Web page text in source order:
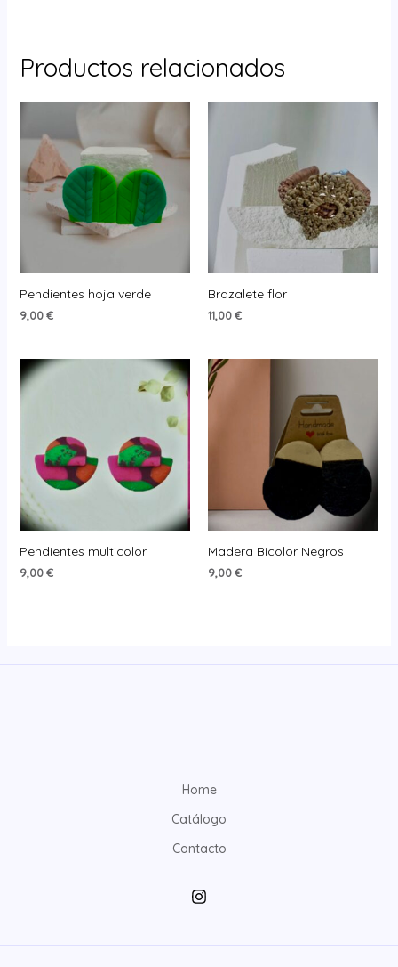
Productos relacionados
Pendientes hoja verde
9,00€
Brazalete flor
11,00€
Pendientes multicolor
9,00€
Madera Bicolor Negros
9,00€
Home
Catálogo
Contacto